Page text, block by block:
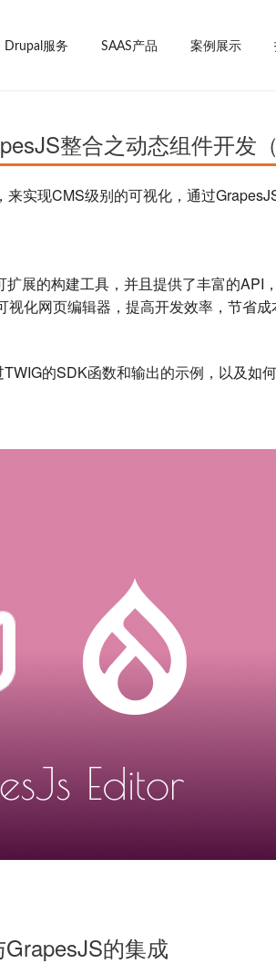
Drupal服务 SAAS产品 案例展示
整合之动态组件开发（
实现CMS级别的可视化， 通过
展的构建工具，并且提供了丰富的API
化网页编辑器，提高开发效率，节省成
的SDK函数和输出的示例，以及如
GrapesJS的集成